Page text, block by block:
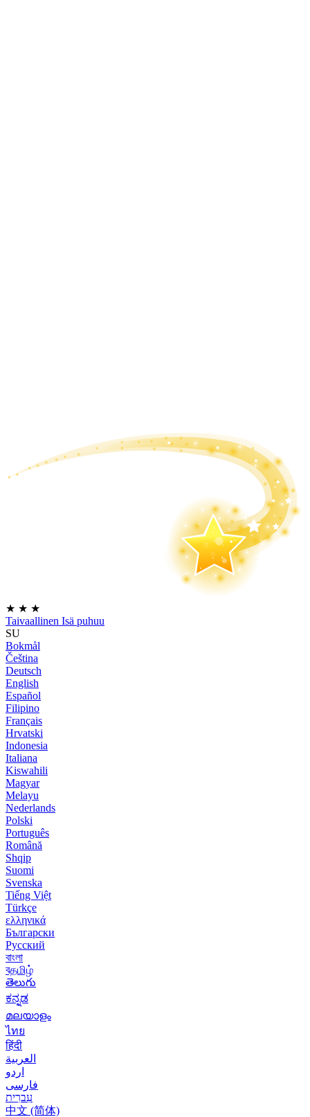
★ ★ ★
Taivaallinen Isä puhuu
SU
Bokmål
Čeština
Deutsch
English
Español
Filipino
Français
Hrvatski
Indonesia
Italiana
Kiswahili
Magyar
Melayu
Nederlands
Polski
Português
Română
Shqip
Suomi
Svenska
Tiếng Việt
Türkçe
ελληνικά
Български
Русский
বাংলা
বதமிழ்
తెలుగు
ಕನ್ನಡ
മലയാളം
ไทย
हिंदी
العربية
اردو
فارسی
עִברִית
中文 (简体)